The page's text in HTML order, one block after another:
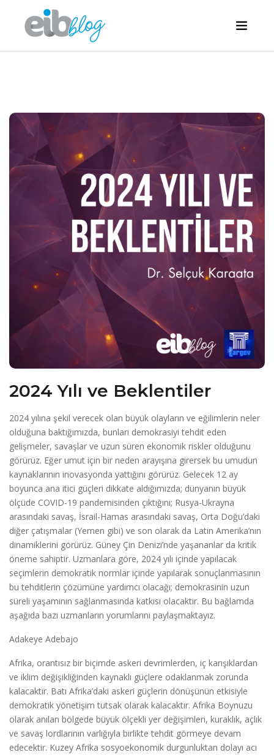
2024 Yılı ve Beklentiler
2024 yılına şekil verecek olan büyük olayların ve eğilimlerin neler
olduğuna baktığımızda, bunları demokrasiyi tehdit eden
gelişmeler, savaşlar ve uzun süren ekonomik riskler olduğunu
görürüz. Eğer umut için bir neden arayışına girersek bu umudun
kaynaklarının inovasyonda yattığını görürüz. Gelecek 12 ay
boyunca ana itici güçleri dikkate aldığımızda; dünyanın büyük
ölçüde COVID-19 pandemisinden çıktığını; Rusya-Ukrayna
arasındaki savaş, İsrail-Hamas arasındaki savaş, Orta Doğu’daki
diğer çatışmalar (Yemen gibi) ve son olarak da Latin Amerika’nın
dinamiklerini görürüz. Güney Çin Denizi’nde yaşananlar da kritik
öneme sahiptir. Uzmanlara göre, 2024 yılı içinde yapılacak
seçimlerin demokratik normlar içinde yapılarak sonuçlanmasının
bu tehditlerin çözümüne yardımcı olacağı; demokrasinin uzun
süreli yaşamının sağlanmasında katkısı olacaktır. Bu bağlamda
aşağıda bazı uzmanların yorumlarını paylaşmaktayız.
Adakeye Adebajo
Afrika, orantısız bir biçimde askeri devrimlerden, iç karışıklardan
ve iklim değişikliğinden kaynaklı güçlere odaklanmak zorunda
kalacaktır. Batı Afrika’daki askeri güçlerin dönüşünün etkisiyle
demokratik yönetişim tutsak olarak kalacaktır. Afrika Boynuzu
olarak anılan bölgede büyük ölçekli yer değişimleri, kuraklık, açlık
ve savaş lordlarının varlığıyla birlikte tehdit görmeye devam
edecektir. Kuzey Afrika sosyoekonomik durgunluktan dolayı acı